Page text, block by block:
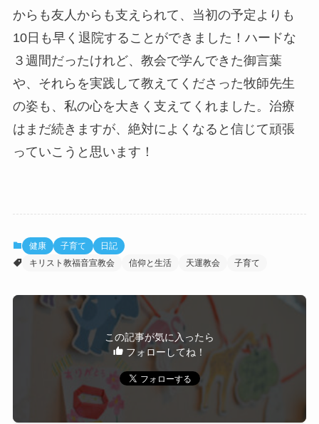
からも友人からも支えられて、当初の予定よりも
10日も早く退院することができました！ハードな
３週間だったけれど、教会で学んできた御言葉
や、それらを実践して教えてくださった牧師先生
の姿も、私の心を大きく支えてくれました。治療
はまだ続きますが、絶対によくなると信じて頑張
っていこうと思います！
健康 子育て
日記
キリスト教福音宣教会
信仰と生活 天運教会 子育て
この記事が気に入ったら
フォローしてね！